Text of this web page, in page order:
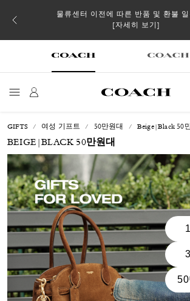
스트
물류센터 이전에 따른 반품 및 환불 일
[자세히 보기]
GIFTS 여성 기프트 50만원대 Beige|Black 50
BEIGE|BLACK 50만원대